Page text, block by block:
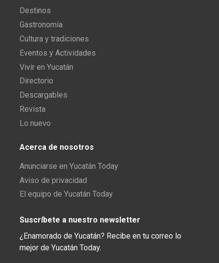
Destinos
Gastronomía
Cultura y tradiciones
Eventos y Actividades
Vivir en Yucatán
Directorio
Descargables
Revista
Lo nuevo
Acerca de nosotros
Anunciarse en Yucatán Today
Aviso de privacidad
El equipo de Yucatán Today
Suscríbete a nuestro newsletter
¿Enamorado de Yucatán? Recibe en tu correo lo
mejor de Yucatán Today.